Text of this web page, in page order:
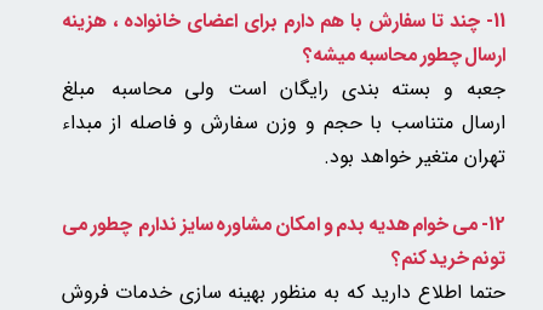
11- چند تا سفارش با هم دارم برای اعضای خانواده ، هزینه
ارسال چطور محاسبه میشه؟
جعبه و بسته بندی رایگان است ولیمحاسبه مبلغ
ارسال متناسب با حجم و وزن سفارش و فاصله از مبداء
تهران متغیر خواهد بود.
12- می خوام هدیه بدم و امکان مشاوره سایز ندارم چطور می
تونم خرید کنم؟
حتما اطلاع دارید که به منظور بهینه سازی خدمات فروش